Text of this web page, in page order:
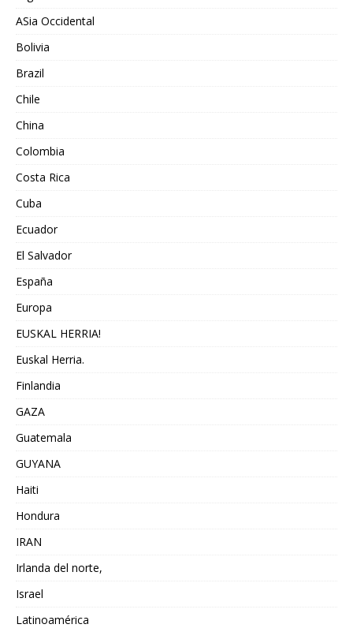
ASia Occidental
Bolivia
Brazil
Chile
China
Colombia
Costa Rica
Cuba
Ecuador
El Salvador
España
Europa
EUSKAL HERRIA!
Euskal Herria.
Finlandia
GAZA
Guatemala
GUYANA
Haiti
Hondura
IRAN
Irlanda del norte,
Israel
Latinoamérica